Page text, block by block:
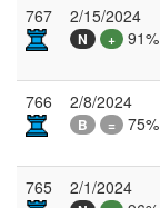
767 2/15/2024
N + 91%
766 2/8/2024
B = 75%
765 2/1/2024